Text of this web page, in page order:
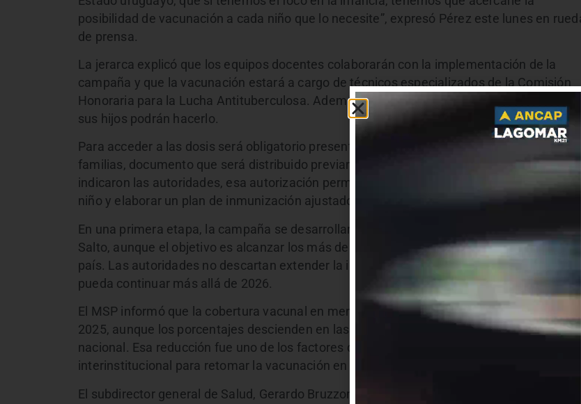
posibilidad de vacunación a cada niño que lo necesite”, expresó Pérez este lunes en
de prensa.
La jerarca explicó que los equipos docentes colaborarán con la implementación de la
campaña y que la vacunación estará a cargo de técnicos especializados de la Comisión
Honoraria para la Lucha Antituberculosa. Además, los padres que deseen acompañar a
sus hijos podrán hacerlo.
Para acceder a las dosis será obligatorio presentar un consentimiento firmado por las
familias, documento que será distribuido previamente por cada centro educativo. Según
indicaron las autoridades, esa autorización permitirá analizar la situación vacunal de cada
niño y elaborar un plan de inmunización ajustado a cada caso.
En una primera etapa, la campaña se desarrollará en escuelas de Montevideo, Flores y
Salto, aunque el objetivo es alcanzar los más de 2.200 centros educativos públicos del
país. Las autoridades no descartan extender la iniciativa al ámbito privado y prevén que
pueda continuar más allá de 2026.
El MSP informó que la cobertura vacunal en menores de hasta dos años alcanzó el 97% en
2025, aunque los porcentajes descienden en las dosis de refuerzo, llegando al 91% a nivel
nacional. Esa reducción fue uno de los factores que impulsó la coordinación
interinstitucional para retomar la vacunación en escuelas.
El subdirector general de Salud, Gerardo Bruzzone, definió la iniciativa como “una política